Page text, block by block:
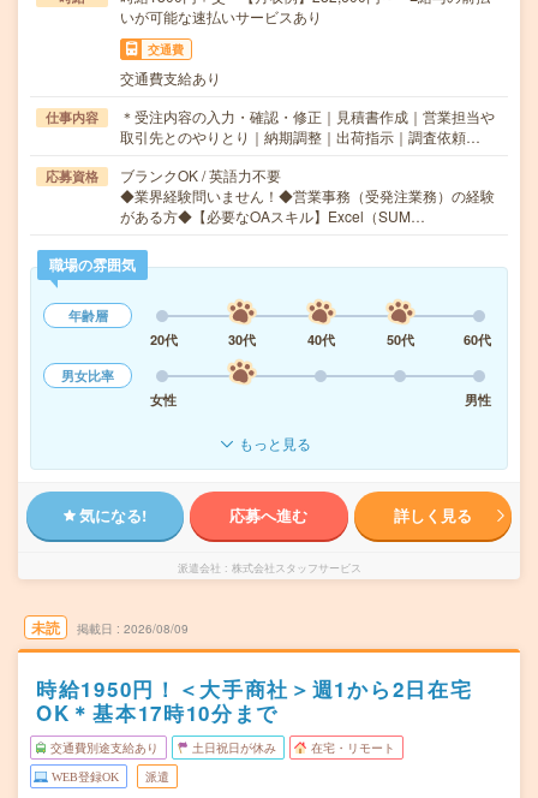
いが可能な速払いサービスあり
交通費
交通費支給あり
仕事内容
＊受注内容の入力・確認・修正｜見積書作成｜営業担当や
取引先とのやりとり｜納期調整｜出荷指示｜調査依頼…
応募資格
ブランクOK / 英語力不要
◆業界経験問いません！◆営業事務（受発注業務）の経験
がある方◆【必要なOAスキル】Excel（SUM…
職場の雰囲気
年齢層
20代
30代 40代 50代
60代
男女比率
女性
男性
もっと見る
気になる! 応募へ進む 詳しく見る
派遣会社 株式会社スタッフサービス
未読 掲載日 2026/08/09
時給1950円！＜大手商社＞週1から2日在宅
OK＊基本17時10分まで
交通費別途支給あり 土日祝日が休み 在宅・リモート
WEB登録OK 派遣